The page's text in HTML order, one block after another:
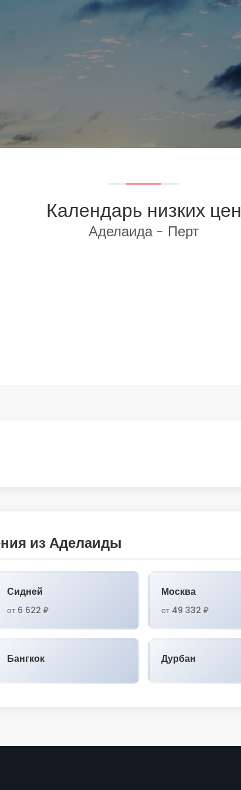
Календарь низких цен
Аделаида - Перт
из Аделаиды
Сидней
от 6 622 ₽
Москва
от 49 332 ₽
Бангкок Дурбан